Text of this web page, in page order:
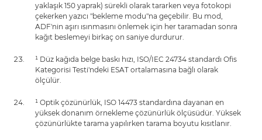
yaklaşık 150 yaprak) sürekli olarak tararken veya fotokopi
çekerken yazıcı "bekleme modu"na geçebilir. Bu mod,
ADF'nin aşırı ısınmasını önlemek için her taramadan sonra
kağıt beslemeyi birkaç on saniye durdurur.
¹ Düz kağıda belge baskı hızı, ISO/IEC 24734 standardı Ofis
Kategorisi Testi'ndeki ESAT ortalamasına bağlı olarak
ölçülür.
¹ Optik çözünürlük, ISO 14473 standardına dayanan en
yüksek donanım örnekleme çözünürlük ölçüsüdür. Yüksek
çözünürlükte tarama yapılırken tarama boyutu kısıtlanır.